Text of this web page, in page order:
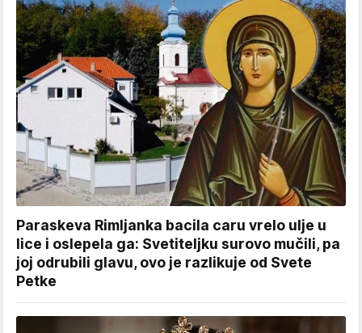
Paraskeva Rimljanka bacila caru vrelo ulje u
lice i oslepela ga: Svetiteljku surovo mučili, pa
joj odrubili glavu, ovo je razlikuje od Svete
Petke